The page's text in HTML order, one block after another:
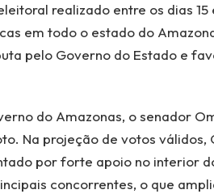
realizado entre os dias
em todo o estado do
pelo Governo do Estado e
do Amazonas, o senador
Na projeção de votos válidos,
por forte apoio no interior
concorrentes, o que